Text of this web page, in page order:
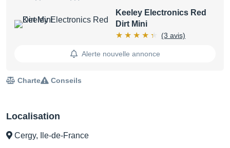
Localisation
Cergy, Ile-de-France
Keeley Electronics Red
Dirt Mini
(3 avis)
Alerte nouvelle annonce
Charte Conseils